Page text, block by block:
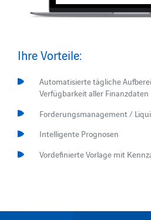
Ihre Vorteile:
Automatisierte tägliche
Verfügbarkeit aller Finanzdaten
Forderungsmanagement /
Intelligente Prognosen
Vordefinierte Vorlage mit